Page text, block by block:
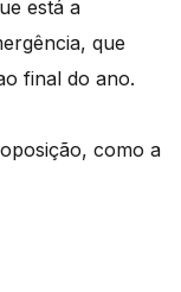
está a
que
final do ano.
como a